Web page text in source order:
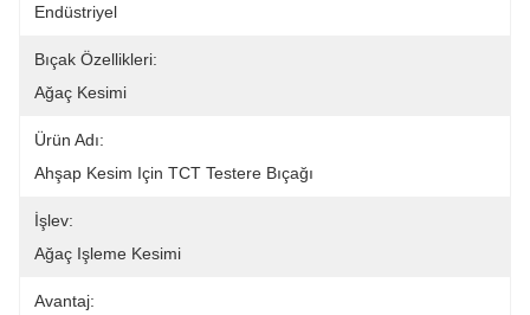
Endüstriyel
Bıçak Özellikleri:
Ağaç Kesimi
Ürün Adı:
Ahşap Kesim Için TCT Testere Bıçağı
İşlev:
Ağaç Işleme Kesimi
Avantaj: